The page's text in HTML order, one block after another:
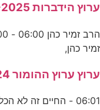
ערוץ הידברות 05-06-2025
זמיר כהן,
ערוץ ערוץ ההומור 13-12-2024
06:01 - החיים זה לא הכל 5 - המחזה 06:29 - החיים זה